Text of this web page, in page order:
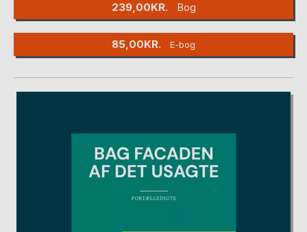
239,00KR. Bog
85,00KR. E-bog